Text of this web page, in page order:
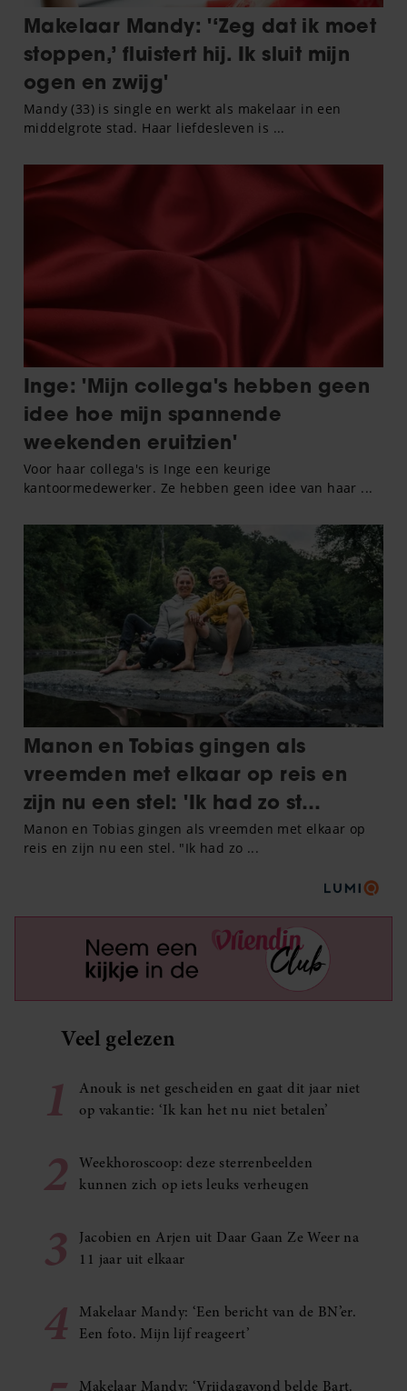
Veel gelezen
1
Anouk is net gescheiden en gaat dit jaar niet
op vakantie: ‘Ik kan het nu niet betalen’
2
Weekhoroscoop: deze sterrenbeelden
kunnen zich op iets leuks verheugen
3
Jacobien en Arjen uit Daar Gaan Ze Weer na
11 jaar uit elkaar
4
Makelaar Mandy: ‘Een bericht van de BN’er.
Een foto. Mijn lijf reageert’
Makelaar Mandy: ‘Vrijdagavond belde Bart.